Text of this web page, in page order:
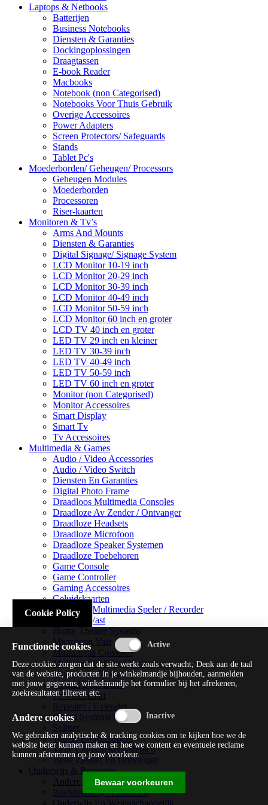
Laptops & Netbooks
Batterijen
Business Notebooks
Diensten & Garanties
Dockingoplossingen
Draagtassen
E-book Reader
Macbooks
Notebook (non Categorised)
Notebooks Voor Thuis Gebruik
Overige Accessoires
Power Adapters
Screen Protectors/ Safeguards
Stands
Tablet Pc's
Moederborden/ Geheugen/ Processors
Geheugen Modules
Moederborden
Processoren
Riser-kaarten
Monitoren & Tv’s
Arms And Mounts
Diensten & Garanties
Digital Signage/ Signage System
LCD Monitor 10-19 inch
LCD Monitor 20-29 inch
LCD Monitor 30-39 inch
LCD Monitor 40-49 inch
LCD Monitor 50-59 inch
LCD Monitor 60 inch en groter
LCD TV 40 inch en groter
LED TV 29 inch en kleiner
LED TV 30-39 inch
LED TV 40-49 inch
LED TV 50-59 inch
LED TV 60 inch en groter
Monitor (non Categorised)
Monitor Accessoires
Smart Display
Smart Tv
Tv Accessoires
Multimedia & Games
Audio / Video Accessories
Audio / Video Switch
Diensten En Garanties
Digital Photo Frame
Draadloos Multimedia Consoles
Draadloze Av Zender / Ontvanger
Draadloze Headsets
Draadloze Microfoon
Draadloze Speaker Systemen
Draadloze Toebehoren
Game Console
Game Controller
Gaming Accessoires
Geluidskaarten
Handheld Multimedia Speler / Recorder
Headsets Vast
Home Theater Systems
Microfoon Vast
Multimedia Consoles
Multimedia Mixer / Versterker
Multimedia Productie
Optical Disk Drive
Pc Videokaart
Repeater / Extender
Sound Systems Hi-fi
Splitter
Tuners En Recorders
Vaste Luidsprekersystemen
Vaste Zender En Ontvanger
Onderwijs & Recreatie
Andere Beveiligingssoftware
Boekhouding / Financiën
Cookie Policy
Functionele cookies
Deze cookies zorgen dat de site werkt zoals verwacht; Denk aan de taal
van de website, producten in je winkelmandje bijhouden, aanmelden
met jouw gegevens, winkelmandje het formulier bij het afrekenen,
zoekresultaten filteren etc.
Andere cookies
We gebruiken analytische & tracking cookies om te kijken hoe we de
website beter kunnen maken en hoe we content en eventuele reclame
kunnen afstemmen op jouw voorkeur.
Bewaar voorkeuren